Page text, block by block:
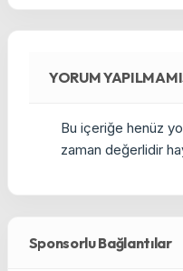
YORUM
Bu içeriğe henüz
zaman değerlidir
Sponsorlu Bağlantılar